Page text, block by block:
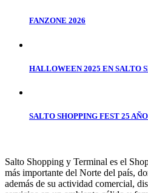
FANZONE 2026
HALLOWEEN 2025 EN SALTO
SALTO SHOPPING FEST 25
Salto Shopping y Terminal es el
más importante del Norte del país,
además de su actividad comercial,